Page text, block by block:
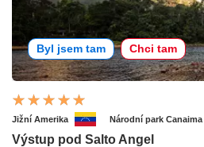
Byl jsem tam Chci tam
Jižní Amerika Národní park Canaima
Výstup pod Salto Angel